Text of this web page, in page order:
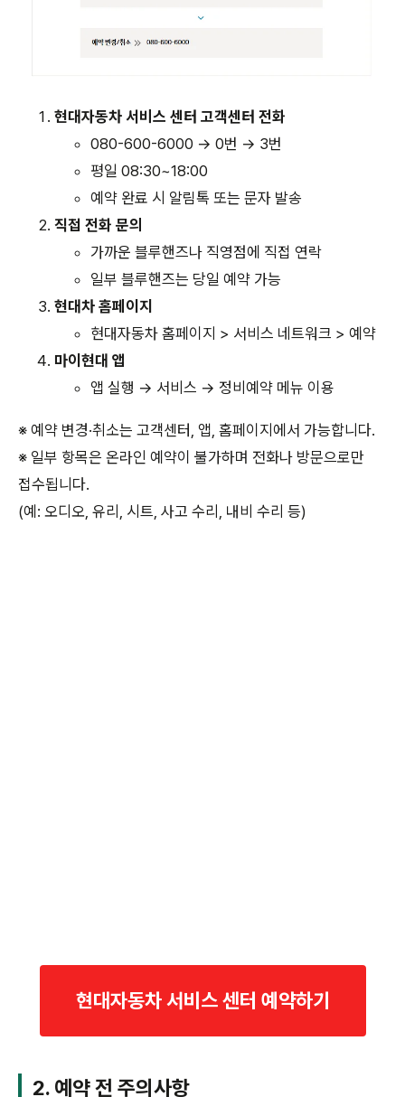
현대자동차 서비스 센터 고객센터 전화
080-600-6000 → 0번 → 3번
평일 08:30~18:00
예약 완료 시 알림톡 또는 문자 발송
직접 전화 문의
가까운 블루핸즈나 직영점에 직접 연락
일부 블루핸즈는 당일 예약 가능
현대차 홈페이지
현대자동차 홈페이지 > 서비스 네트워크 > 예약
마이현대 앱
앱 실행 → 서비스 → 정비예약 메뉴 이용
※ 예약 변경·취소는 고객센터, 앱, 홈페이지에서 가능합니다.
※ 일부 항목은 온라인 예약이 불가하며 전화나 방문으로만
접수됩니다.
(예: 오디오, 유리, 시트, 사고 수리, 내비 수리 등)
현대자동차 서비스 센터 예약하기
2. 예약 전 주의사항